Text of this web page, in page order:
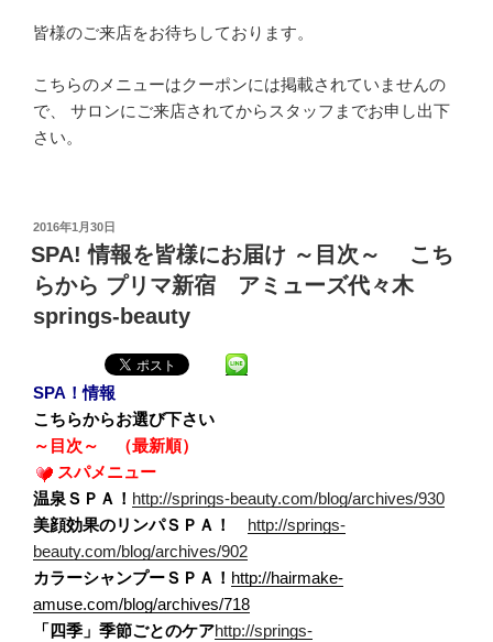
皆様のご来店をお待ちしております。
こちらのメニューはクーポンには掲載されていませんの
で、 サロンにご来店されてからスタッフまでお申し出下
さい。
投
稿
日:
2016年1月30日
SPA! 情報を皆様にお届け ～目次～ こち
らから プリマ新宿 アミューズ代々木
springs-beauty
SPA！情報
こちらからお選び下さい
～目次～ （最新順）
スパメニュー
温泉ＳＰＡ！ http://springs-beauty.com/blog/archives/930
美顔効果のリンパＳＰＡ！
http://springs-
beauty.com/blog/archives/902
カラーシャンプーＳＰＡ！ http://hairmake-
amuse.com/blog/archives/718
「四季」季節ごとのケアhttp://springs-